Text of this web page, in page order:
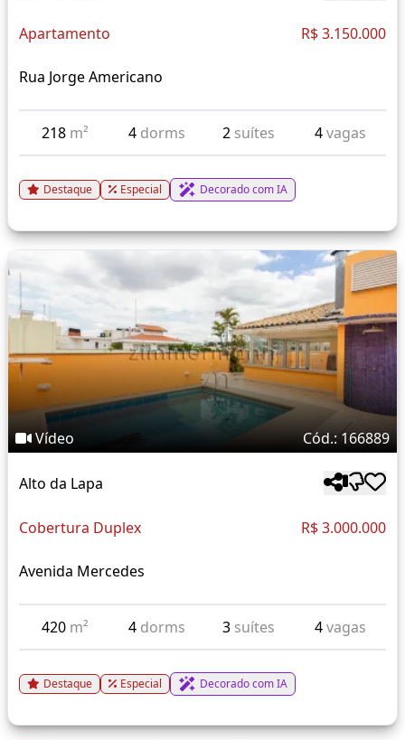
Apartamento R$ 3.150.000
Rua Jorge Americano
218 m² 4 dorms 2 suítes 4vagas
Destaque Especial Decorado com IA
Vídeo Cód.: 166889
Alto da Lapa
Cobertura Duplex R$ 3.000.000
Avenida Mercedes
420 m² 4 dorms 3 suítes 4vagas
Destaque Especial Decorado com IA